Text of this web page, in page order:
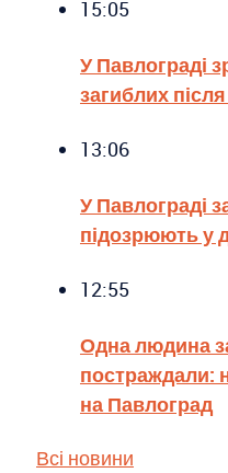
15:05
У Павлограді
загиблих
13:06
У Павлограді
підозрюють у
12:55
Одна людина
постраждали:
на Павлоград
Всі новини